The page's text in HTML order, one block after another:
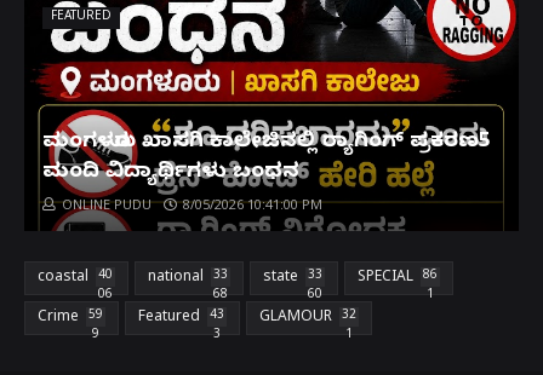
FEATURED
ಮಂಗಳೂರು ಖಾಸಗಿ ಕಾಲೇಜಿನಲ್ಲಿ ರ‌್ಯಾಗಿಂಗ್ ಪ್ರಕರಣ5
ಮಂದಿ ವಿದ್ಯಾರ್ಥಿಗಳು ಬಂಧನ
ONLINE PUDU 8/05/2026 10:41:00 PM
coastal
40
06
national
33
68
state
33
60
SPECIAL
86
1
Crime
59
9
Featured
43
3
GLAMOUR
32
1